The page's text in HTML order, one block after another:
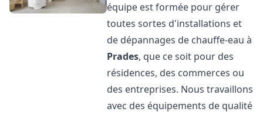
équipe est formée pour gérer
toutes sortes d'installations et
de dépannages de chauffe-eau à
Prades, que ce soit pour des
résidences, des commerces ou
des entreprises. Nous travaillons
avec des équipements de qualité